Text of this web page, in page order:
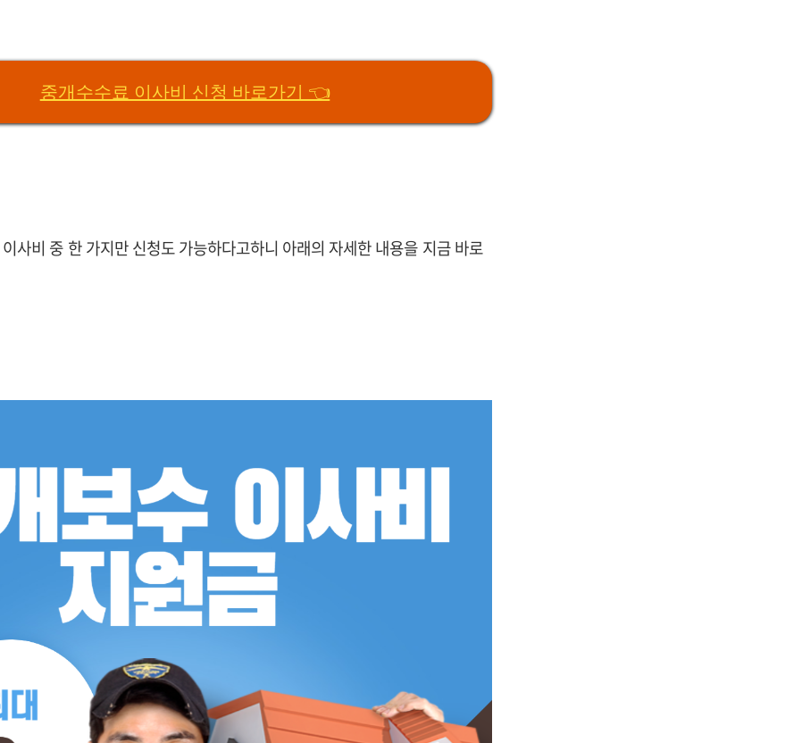
중개수수료 이사비 신청 바로가기 👈
사비 중 한 가지만 신청도 가능하다고하니 아래의 자세한 내용을 지금 바로